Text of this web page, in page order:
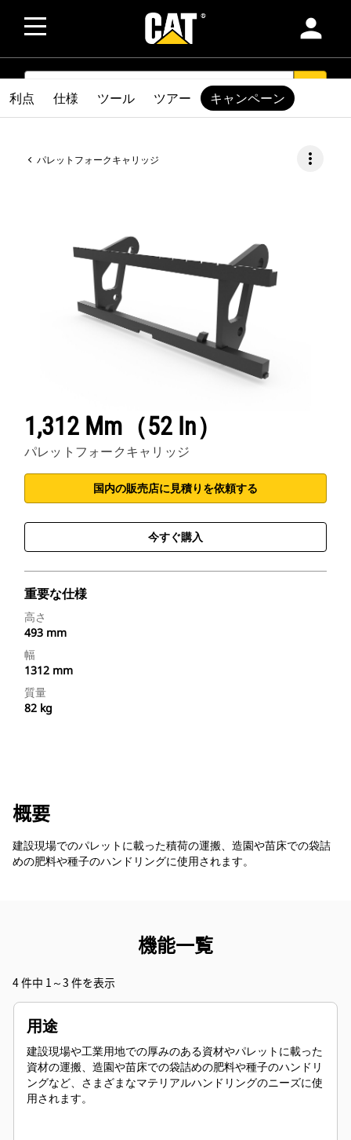
person
SEARCH
パレットフォークキャリッジ more_vert
1,312 Mm（52 In）
パレットフォークキャリッジ
国内の販売店に見積りを依頼する
今すぐ購入
重要な仕様
高さ
493 mm
幅
1312 mm
質量
82 kg
利点 仕様 ツール ツアー キャンペーン
概要
建設現場でのパレットに載った積荷の運搬、造園や苗床での袋詰
めの肥料や種子のハンドリングに使用されます。
機能一覧
4 件中 1～3 件を表示
用途
建設現場や工業用地での厚みのある資材やパレットに載った
資材の運搬、造園や苗床での袋詰めの肥料や種子のハンドリ
ングなど、さまざまなマテリアルハンドリングのニーズに使
用されます。